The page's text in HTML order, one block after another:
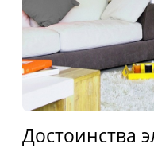
Достоинства